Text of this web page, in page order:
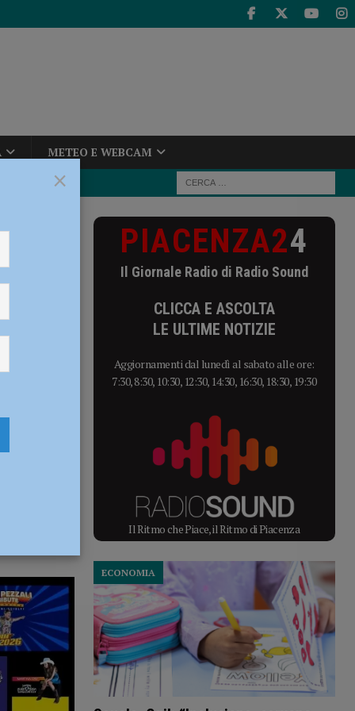
METEO E WEBCAM
D:
PIACENZA24
Il Giornale Radio di Radio Sound
CLICCA E ASCOLTA
LE ULTIME NOTIZIE
Aggiornamenti dal lunedì al sabato alle ore:
7:30, 8:30, 10:30, 12:30, 14:30, 16:30, 18:30, 19:30
Il Ritmo che Piace, il Ritmo di Piacenza
ECONOMIA
×